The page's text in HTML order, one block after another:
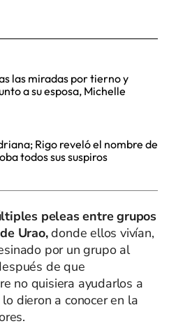
las miradas por tierno y
a su esposa, Michelle
Rigo reveló el nombre de
todos sus suspiros
peleas entre grupos
Urao,donde ellos vivían,
por un grupo al
de que
no quisiera ayudarlos a
dieron a conocer en la